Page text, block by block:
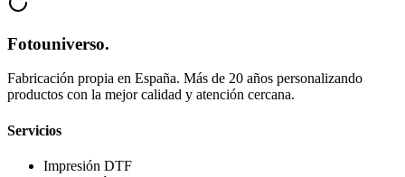
Fotouniverso.
Fabricación propia en España. Más de 20 años personalizando
productos con la mejor calidad y atención cercana.
Servicios
Impresión DTF